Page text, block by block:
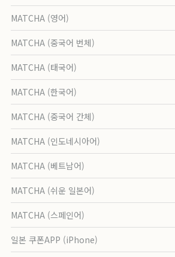
MATCHA (영어)
MATCHA (중국어 번체)
MATCHA (태국어)
MATCHA (한국어)
MATCHA (중국어 간체)
MATCHA (인도네시아어)
MATCHA (베트남어)
MATCHA (쉬운 일본어)
MATCHA (스페인어)
일본 쿠폰APP (iPhone)